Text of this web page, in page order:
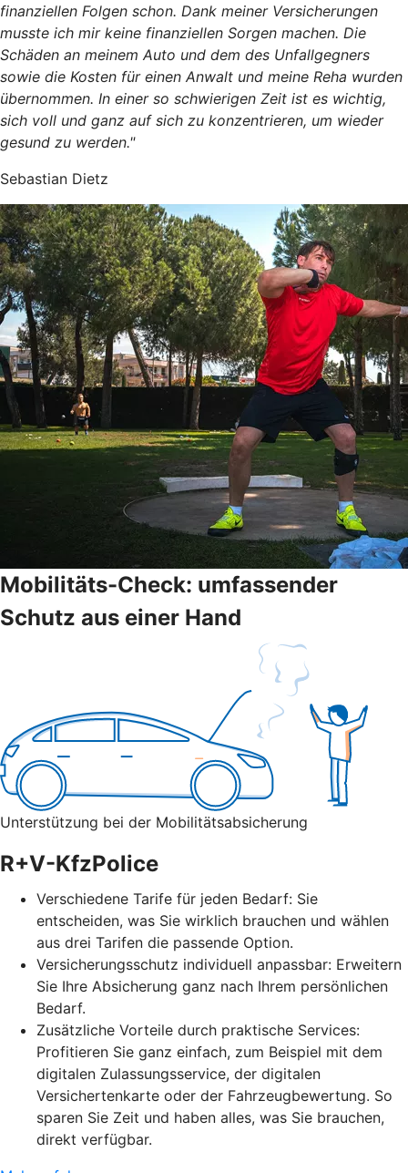
finanziellen Folgen schon. Dank meiner Versicherungen
musste ich mir keine finanziellen Sorgen machen. Die
Schäden an meinem Auto und dem des Unfallgegners
sowie die Kosten für einen Anwalt und meine Reha wurden
übernommen. In einer so schwierigen Zeit ist es wichtig,
sich voll und ganz auf sich zu konzentrieren, um wieder
gesund zu werden."
Sebastian Dietz
Mobilitäts-Check: umfassender
Schutz aus einer Hand
Unterstützung bei der Mobilitätsabsicherung
R+V-KfzPolice
Verschiedene Tarife für jeden Bedarf: Sie
entscheiden, was Sie wirklich brauchen und wählen
aus drei Tarifen die passende Option.
Versicherungsschutz individuell anpassbar: Erweitern
Sie Ihre Absicherung ganz nach Ihrem persönlichen
Bedarf.
Zusätzliche Vorteile durch praktische Services:
Profitieren Sie ganz einfach, zum Beispiel mit dem
digitalen Zulassungsservice, der digitalen
Versichertenkarte oder der Fahrzeugbewertung. So
sparen Sie Zeit und haben alles, was Sie brauchen,
direkt verfügbar.